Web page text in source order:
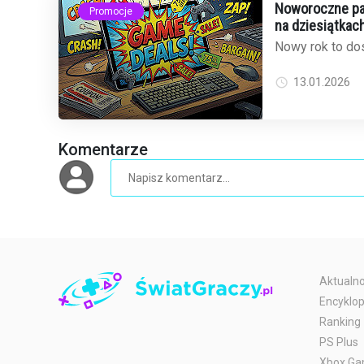
Promocje
Noworoczne
na
Nowy rok to
popularny sklep
13.01.2026
Komentarze
Ranking
PS Plus